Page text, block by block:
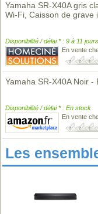
Yamaha SR-X40A gris
Wi-Fi, Caisson de grave
Disponibilité / délai * : 9 à 11 jours
En vente
Yamaha SR-X40A Noir -
Disponibilité / délai * : En stock
En vente
Les